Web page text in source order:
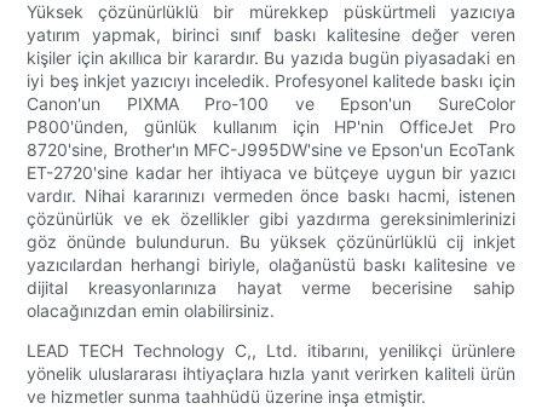
Yüksek çözünürlüklü bir mürekkep püskürtmeli yazıcıya
yatırım yapmak, birinci sınıf baskı kalitesine değer veren
kişiler için akıllıca bir karardır. Bu yazıda bugün piyasadaki en
iyi beş inkjet yazıcıyı inceledik. Profesyonel kalitede baskı için
Canon'un PIXMA Pro-100 ve Epson'un SureColor
P800'ünden, günlük kullanım için HP'nin OfficeJet Pro
8720'sine, Brother'ın MFC-J995DW'sine ve Epson'un EcoTank
ET-2720'sine kadar her ihtiyaca ve bütçeye uygun bir yazıcı
vardır. Nihai kararınızı vermeden önce baskı hacmi, istenen
çözünürlük ve ek özellikler gibi yazdırma gereksinimlerinizi
göz önünde bulundurun. Bu yüksek çözünürlüklü cij inkjet
yazıcılardan herhangi biriyle, olağanüstü baskı kalitesine ve
dijital kreasyonlarınıza hayat verme becerisine sahip
olacağınızdan emin olabilirsiniz.
LEAD TECH Technology C,, Ltd. itibarını, yenilikçi ürünlere
yönelik uluslararası ihtiyaçlara hızla yanıt verirken kaliteli ürün
ve hizmetler sunma taahhüdü üzerine inşa etmiştir.